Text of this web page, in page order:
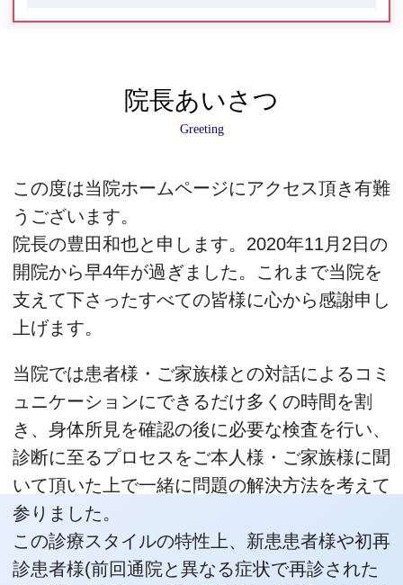
院長あいさつ
Greeting
この度は当院ホームページにアクセス頂き有難
うございます。
院長の豊田和也と申します。2020年11月2日の
開院から早4年が過ぎました。これまで当院を
支えて下さったすべての皆様に心から感謝申し
上げます。
当院では患者様・ご家族様との対話によるコミ
ュニケーションにできるだけ多くの時間を割
き、身体所見を確認の後に必要な検査を行い、
診断に至るプロセスをご本人様・ご家族様に聞
いて頂いた上で一緒に問題の解決方法を考えて
参りました。
この診療スタイルの特性上、新患患者様や初再
診患者様(前回通院と異なる症状で再診された